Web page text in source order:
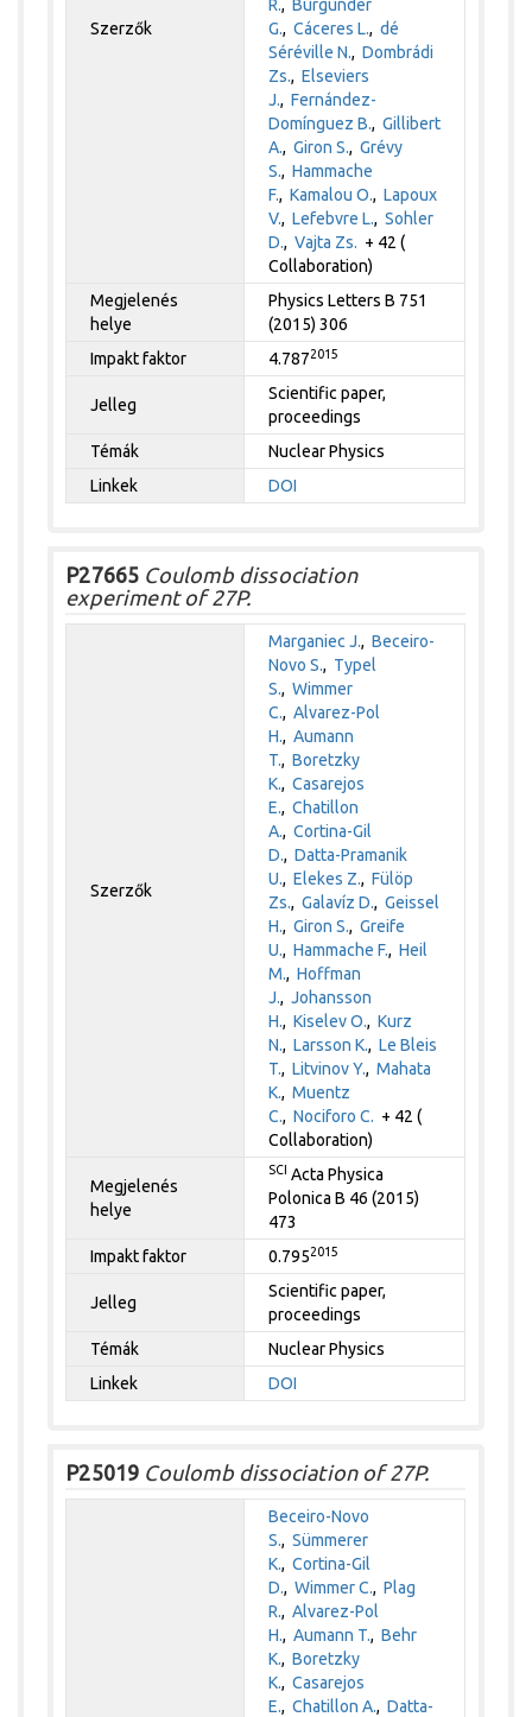
Szerzők
R., Burgunder
G.,Cáceres L.,dé
Séréville N.,Dombrádi
Zs.,Elseviers
J.,Fernández-
Domínguez B.,Gillibert
A.,Giron S.,Grévy
S.,Hammache
F.,Kamalou O.,Lapoux
V.,Lefebvre L.,Sohler
D.,Vajta Zs. + 42 (
Collaboration)
Megjelenés
helye
Physics Letters B 751
(2015) 306
Impakt faktor
4.7872015
Jelleg
Scientific paper,
proceedings
Témák
Nuclear Physics
Linkek
DOI
P27665 Coulomb dissociation
experiment of 27P.
Szerzők
Marganiec J.,Beceiro-
Novo S., Typel
S.,Wimmer
C.,Alvarez-Pol
H.,Aumann
T.,Boretzky
K.,Casarejos
E.,Chatillon
A.,Cortina-Gil
D.,Datta-Pramanik
U.,Elekes Z.,Fülöp
Zs.,Galavíz D.,Geissel
H.,Giron S.,Greife
U.,Hammache F.,Heil
M.,Hoffman
J.,Johansson
H.,Kiselev O.,Kurz
N.,Larsson K.,Le Bleis
T.,Litvinov Y.,Mahata
K.,Muentz
C.,Nociforo C. + 42 (
Collaboration)
Megjelenés
helye
SCI Acta Physica
Polonica B 46 (2015)
473
Impakt faktor
0.7952015
Jelleg
Scientific paper,
proceedings
Témák
Nuclear Physics
Linkek
DOI
P25019 Coulomb dissociation of 27P.
Beceiro-Novo
S.,Sümmerer
K.,Cortina-Gil
D.,Wimmer C.,Plag
R.,Alvarez-Pol
H.,Aumann T.,Behr
K.,Boretzky
K.,Casarejos
E.,Chatillon A.,Datta-